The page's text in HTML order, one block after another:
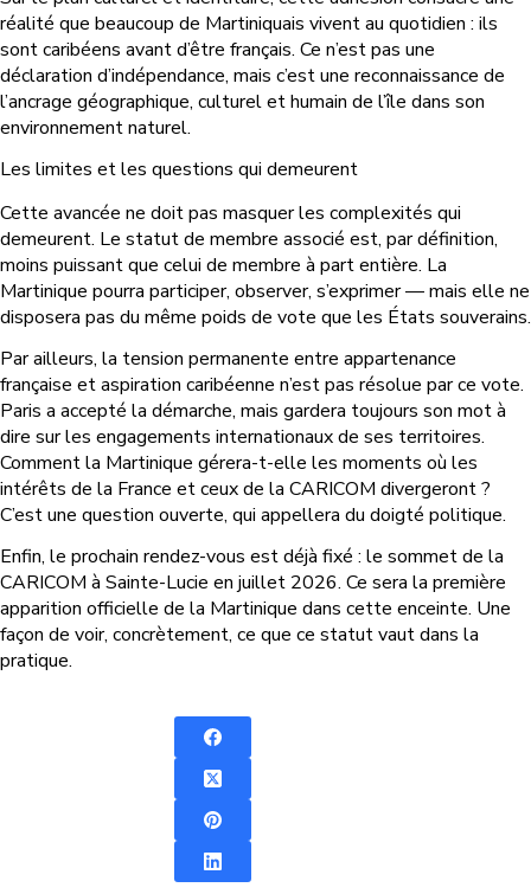
réalité que beaucoup de Martiniquais vivent au quotidien : ils
sont caribéens avant d’être français. Ce n’est pas une
déclaration d’indépendance, mais c’est une reconnaissance de
l’ancrage géographique, culturel et humain de l’île dans son
environnement naturel.
Les limites et les questions qui demeurent
Cette avancée ne doit pas masquer les complexités qui
demeurent. Le statut de membre associé est, par définition,
moins puissant que celui de membre à part entière. La
Martinique pourra participer, observer, s’exprimer — mais elle ne
disposera pas du même poids de vote que les États souverains.
Par ailleurs, la tension permanente entre appartenance
française et aspiration caribéenne n’est pas résolue par ce vote.
Paris a accepté la démarche, mais gardera toujours son mot à
dire sur les engagements internationaux de ses territoires.
Comment la Martinique gérera-t-elle les moments où les
intérêts de la France et ceux de la CARICOM divergeront ?
C’est une question ouverte, qui appellera du doigté politique.
Enfin, le prochain rendez-vous est déjà fixé : le sommet de la
CARICOM à Sainte-Lucie en juillet 2026. Ce sera la première
apparition officielle de la Martinique dans cette enceinte. Une
façon de voir, concrètement, ce que ce statut vaut dans la
pratique.